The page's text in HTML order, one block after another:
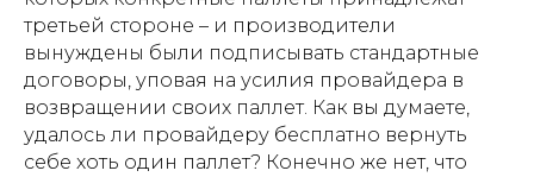
третьей стороне – и производители
вынуждены были подписывать стандартные
договоры, уповая на усилия провайдера в
возвращении своих паллет. Как вы думаете,
удалось ли провайдеру бесплатно вернуть
себе хоть один паллет? Конечно же нет, что